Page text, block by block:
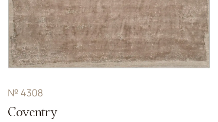
№ 4308
Coventry